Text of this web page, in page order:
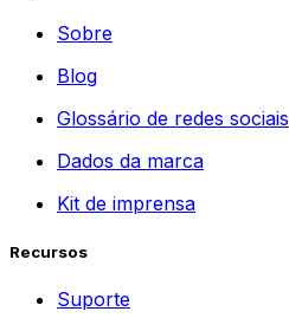
Sobre
Blog
Glossário de redes sociais
Dados da marca
Kit de imprensa
Recursos
Suporte